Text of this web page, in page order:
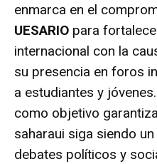
enmarca en el
UESARIO para
internacional con la
su presencia en foros
a estudiantes y
como objetivo
saharaui siga siendo
debates políticos y